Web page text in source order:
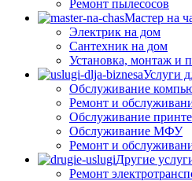
Ремонт пылесосов
Мастер на
Электрик на дом
Сантехник на дом
Установка, монтаж и
Услуги
Обслуживание
Ремонт и
Обслуживание
Обслуживание МФУ
Ремонт и
Другие
Ремонт